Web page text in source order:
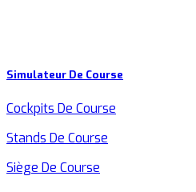
Simulateur De Course
Cockpits De Course
Stands De Course
Siège De Course